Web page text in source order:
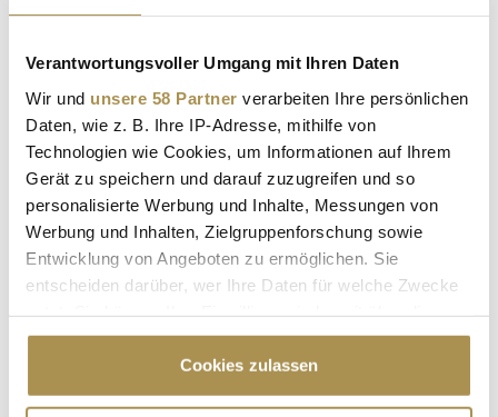
Verantwortungsvoller Umgang mit Ihren Daten
Wir und unsere 58 Partner verarbeiten Ihre persönlichen
Daten, wie z. B. Ihre IP-Adresse, mithilfe von
Technologien wie Cookies, um Informationen auf Ihrem
Gerät zu speichern und darauf zuzugreifen und so
personalisierte Werbung und Inhalte, Messungen von
Werbung und Inhalten, Zielgruppenforschung sowie
Entwicklung von Angeboten zu ermöglichen. Sie
entscheiden darüber, wer Ihre Daten für welche Zwecke
Cookie-Erklärung oder durch Klicken auf das Privacy
Trigger Symbol ändern oder widerrufen
Cookies zulassen